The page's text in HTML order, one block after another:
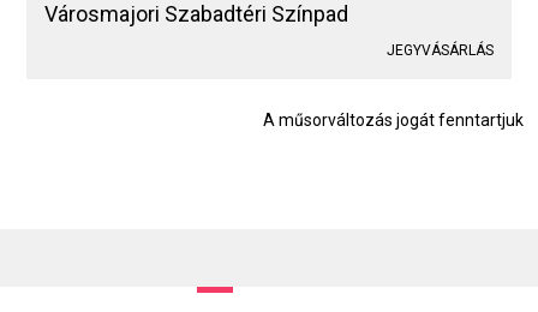
Városmajori Szabadtéri Színpad
JEGYVÁSÁRLÁS
A műsorváltozás jogát fenntartjuk